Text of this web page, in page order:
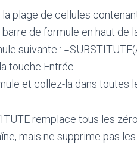
plage de cellules
de formule en haut de
suivante :
touche Entrée.
et collez-la dans toutes
remplace tous les
mais ne supprime pas